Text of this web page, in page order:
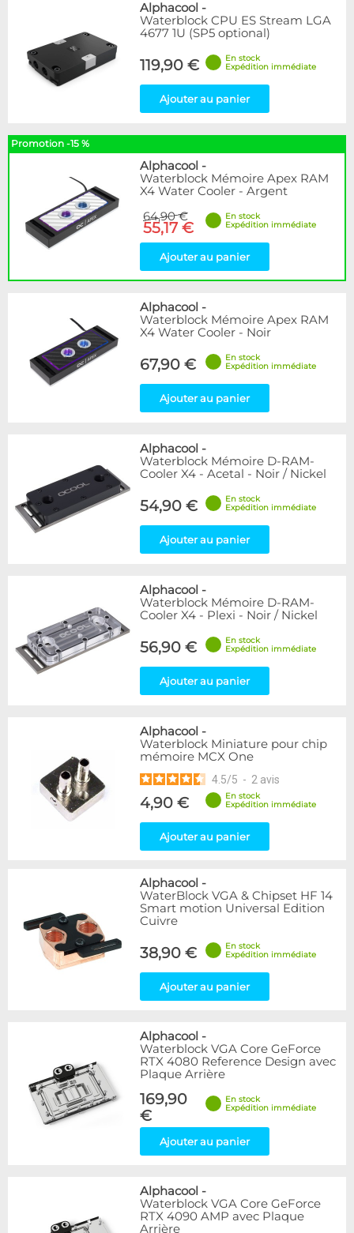
Alphacool -
Waterblock CPU ES Stream LGA
4677 1U (SP5 optional)
119,90 €
En stock
Expédition immédiate
Ajouter au panier
Promotion -15 %
Alphacool -
Waterblock Mémoire Apex RAM
X4 Water Cooler - Argent
64,90 €
55,17 €
En stock
Expédition immédiate
Ajouter au panier
Alphacool -
Waterblock Mémoire Apex RAM
X4 Water Cooler - Noir
67,90 €
En stock
Expédition immédiate
Ajouter au panier
Alphacool -
Waterblock Mémoire D-RAM-
Cooler X4 - Acetal - Noir / Nickel
54,90 €
En stock
Expédition immédiate
Ajouter au panier
Alphacool -
Waterblock Mémoire D-RAM-
Cooler X4 - Plexi - Noir / Nickel
56,90 €
En stock
Expédition immédiate
Ajouter au panier
Alphacool -
Waterblock Miniature pour chip
mémoire MCX One
4.5/5 - 2 avis
4,90 €
En stock
Expédition immédiate
Ajouter au panier
Alphacool -
WaterBlock VGA & Chipset HF 14
Smart motion Universal Edition
Cuivre
38,90 €
En stock
Expédition immédiate
Ajouter au panier
Alphacool -
Waterblock VGA Core GeForce
RTX 4080 Reference Design avec
Plaque Arrière
169,90
€
En stock
Expédition immédiate
Ajouter au panier
Alphacool -
Waterblock VGA Core GeForce
RTX 4090 AMP avec Plaque
Arrière